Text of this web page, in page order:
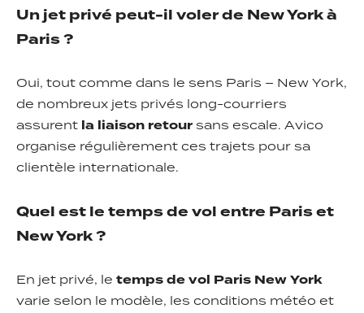
Un jet privé peut-il voler de New York à
Paris ?
Oui, tout comme dans le sens Paris – New York,
de nombreux jets privés long-courriers
assurent la liaison retoursans escale. Avico
organise régulièrement ces trajets pour sa
clientèle internationale.
Quel est le temps de vol entre Paris et
New York ?
En jet privé, le temps de vol Paris New York
varie selon le modèle, les conditions météo et